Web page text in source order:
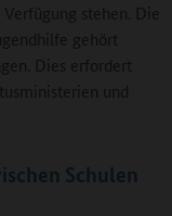
stehen. Die
gehört
Dies erfordert
und
Schulen